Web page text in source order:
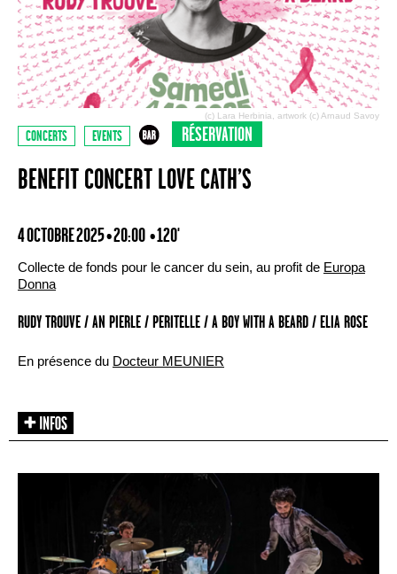
(c) Lara Herbinia, artwork (c) Arnaud Savoy
CONCERTS EVENTS RÉSERVATION
BENEFIT CONCERT LOVE CATH’S
4 OCTOBRE 2025 • 20:00 • 120'
Collecte de fonds pour le cancer du sein, au profit de Europa
Donna
RUDY TROUVE / AN PIERLE / PERITELLE / A BOY WITH A BEARD / ELIA ROSE
En présence du Docteur MEUNIER